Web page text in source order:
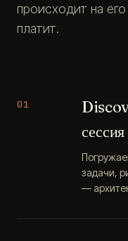
происходит на
платит.
01
сессия
задачи,
—